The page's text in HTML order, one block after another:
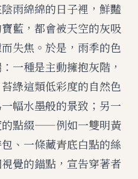
雨綿綿的日子裡，鮮豔
藍，都會被天空的灰吸
失焦。於是，雨季的色
一種是主動擁抱灰階，
綠這類低彩度的自然色
幅水墨般的景致；另一
的點綴——例如一雙明黃
、一條藏青底白點的絲
覺的錨點，宣告穿著者